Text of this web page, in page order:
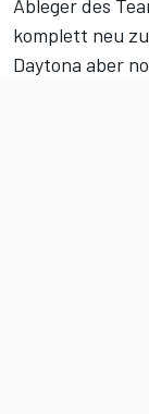
Ableger des
komplett neu
Daytona aber